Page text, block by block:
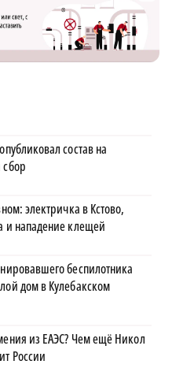
состав на
электричка в Кстово,
и нападение клещей
беспилотника
дом в Кулебакском
из ЕАЭС? Чем ещё Никол
России